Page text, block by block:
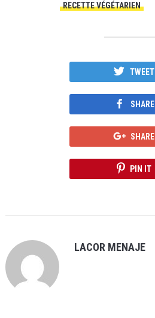
RECETTE VÉGÉTARIEN
TWEET
SHARE
SHARE
PIN IT
LACOR MENAJE